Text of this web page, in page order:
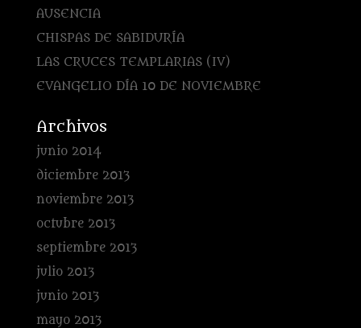
AUSENCIA
CHISPAS DE SABIDURÍA
LAS CRUCES TEMPLARIAS (IV)
EVANGELIO DÍA 10 DE NOVIEMBRE
Archivos
junio 2014
diciembre 2013
noviembre 2013
octubre 2013
septiembre 2013
julio 2013
junio 2013
mayo 2013